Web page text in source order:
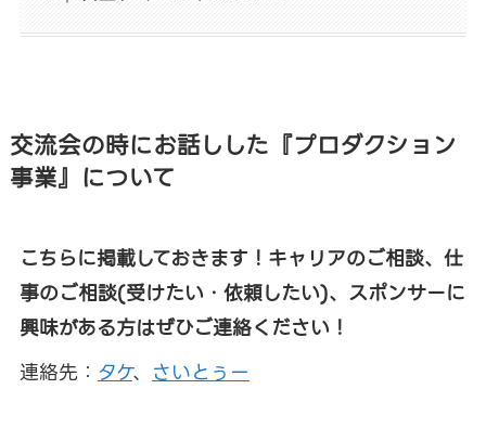
交流会の時にお話しした『プロダクション
事業』について
こちらに掲載しておきます！キャリアのご相談、仕
事のご相談(受けたい・依頼したい)、スポンサーに
興味がある方はぜひご連絡ください！
連絡先： タケ、 さいとぅー